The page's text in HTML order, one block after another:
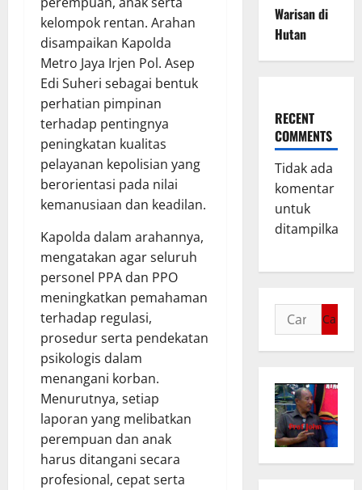
kelompok rentan. Arahan
disampaikan Kapolda
Metro Jaya Irjen Pol. Asep
Edi Suheri sebagai bentuk
perhatian pimpinan
terhadap pentingnya
peningkatan kualitas
pelayanan kepolisian yang
berorientasi pada nilai
kemanusiaan dan keadilan.
Kapolda dalam arahannya,
mengatakan agar seluruh
personel PPA dan PPO
meningkatkan pemahaman
terhadap regulasi,
prosedur serta pendekatan
psikologis dalam
menangani korban.
Menurutnya, setiap
laporan yang melibatkan
perempuan dan anak
harus ditangani secara
profesional, cepat serta
Warisan di
Hutan
RECENT
COMMENTS
Tidak ada
komentar
untuk
ditampilkan.